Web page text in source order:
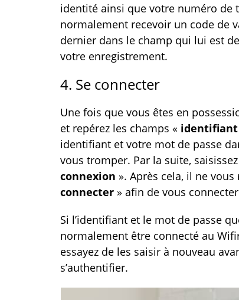
identité ainsi que votre numéro de
normalement recevoir un code de
dernier dans le champ qui lui est
votre enregistrement.
4. Se connecter
Une fois que vous êtes en
et repérez les champs « identifiant
identifiant et votre mot de passe
vous tromper. Par la suite,
connexion ». Après cela, il ne
connecter » afin de vous
Si l’identifiant et le mot de passe
normalement être connecté au
essayez de les saisir à nouveau
s’authentifier.